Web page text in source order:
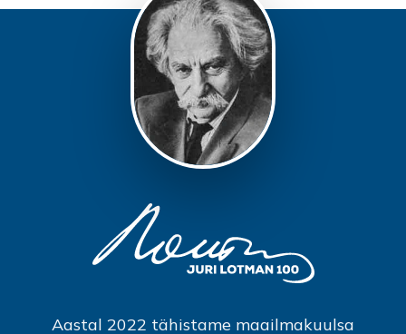
Aastal 2022 tähistame maailmakuulsa